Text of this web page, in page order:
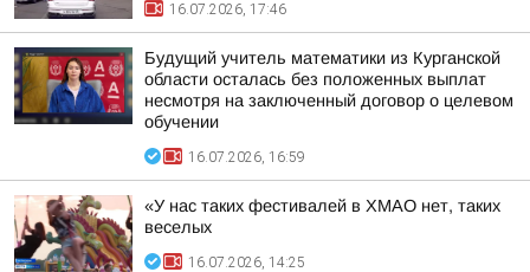
16.07.2026, 17:46
Будущий учитель математики из Курганской
области осталась без положенных выплат
несмотря на заключенный договор о целевом
обучении
16.07.2026, 16:59
«У нас таких фестивалей в ХМАО нет, таких
веселых
16.07.2026, 14:25